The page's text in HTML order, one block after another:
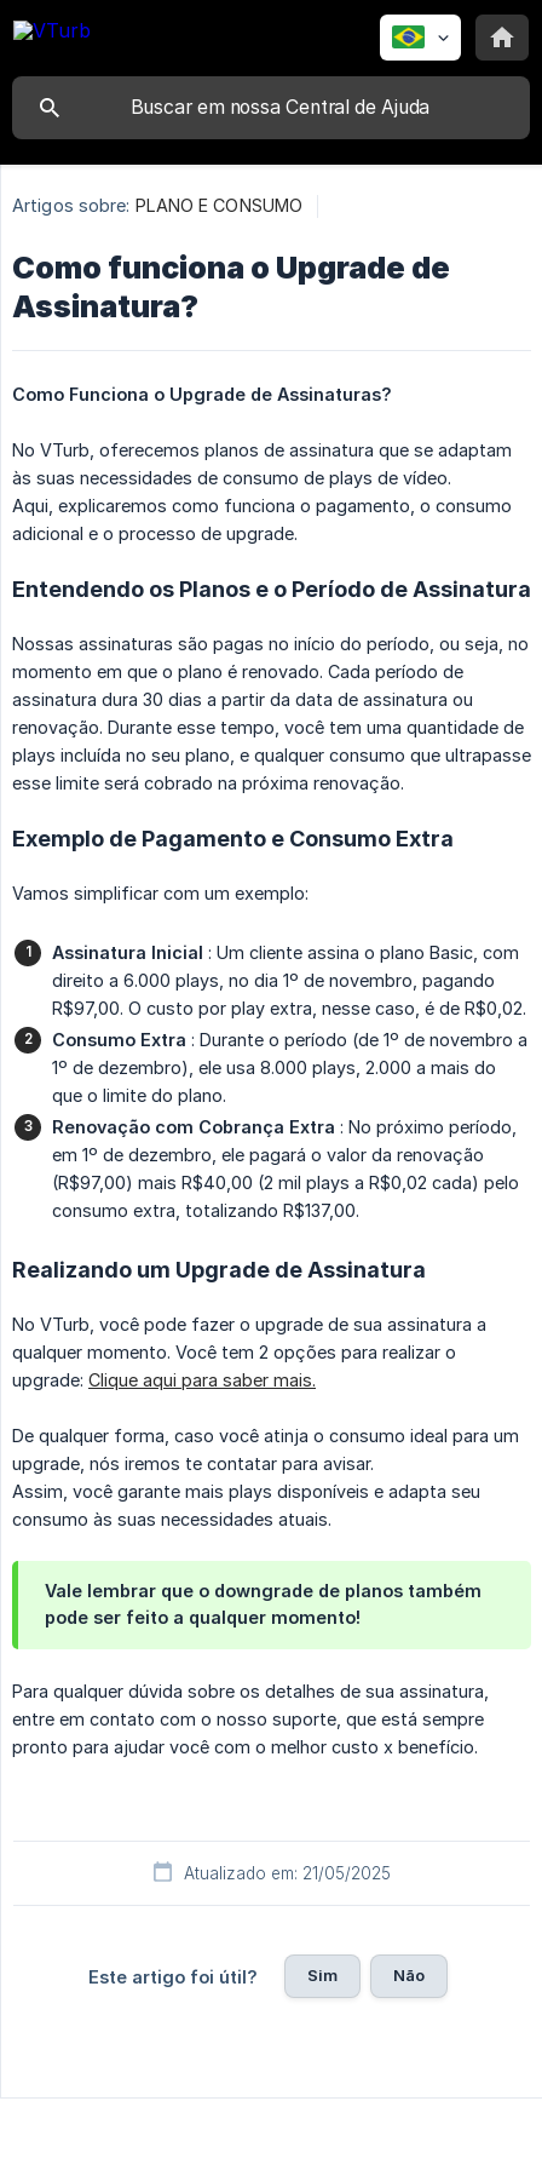
Artigos sobre: PLANO E CONSUMO
Como funciona o Upgrade de
Assinatura?
Como Funciona o Upgrade de Assinaturas?
No VTurb, oferecemos planos de assinatura que se adaptam
às suas necessidades de consumo de plays de vídeo.
Aqui, explicaremos como funciona o pagamento, o consumo
adicional e o processo de upgrade.
Entendendo os Planos e o Período de Assinatura
Nossas assinaturas são pagas no início do período, ou seja, no
momento em que o plano é renovado. Cada período de
assinatura dura 30 dias a partir da data de assinatura ou
renovação. Durante esse tempo, você tem uma quantidade de
plays incluída no seu plano, e qualquer consumo que ultrapasse
esse limite será cobrado na próxima renovação.
Exemplo de Pagamento e Consumo Extra
Vamos simplificar com um exemplo:
Assinatura Inicial : Um cliente assina o plano Basic, com
direito a 6.000 plays, no dia 1º de novembro, pagando
R$97,00. O custo por play extra, nesse caso, é de R$0,02.
Consumo Extra : Durante o período (de 1º de novembro a
1º de dezembro), ele usa 8.000 plays, 2.000 a mais do
que o limite do plano.
Renovação com Cobrança Extra : No próximo período,
em 1º de dezembro, ele pagará o valor da renovação
(R$97,00) mais R$40,00 (2 mil plays a R$0,02 cada) pelo
consumo extra, totalizando R$137,00.
Realizando um Upgrade de Assinatura
No VTurb, você pode fazer o upgrade de sua assinatura a
qualquer momento. Você tem 2 opções para realizar o
upgrade: Clique aqui para saber mais.
De qualquer forma, caso você atinja o consumo ideal para um
upgrade, nós iremos te contatar para avisar.
Assim, você garante mais plays disponíveis e adapta seu
consumo às suas necessidades atuais.
Vale lembrar que o downgrade de planos também
pode ser feito a qualquer momento!
Para qualquer dúvida sobre os detalhes de sua assinatura,
entre em contato com o nosso suporte, que está sempre
pronto para ajudar você com o melhor custo x benefício.
Atualizado em: 21/05/2025
Este artigo foi útil? Sim Não